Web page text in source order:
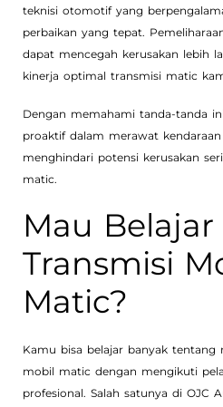
teknisi otomotif yang
perbaikan yang tepat.
dapat mencegah kerusakan lebih
kinerja optimal transmisi matic
Dengan memahami tanda-tanda
proaktif dalam merawat
menghindari potensi kerusakan
matic.
Mau Belajar
Transmisi
Matic?
Kamu bisa belajar banyak tentang
mobil matic dengan mengikuti
profesional. Salah satunya di OJC